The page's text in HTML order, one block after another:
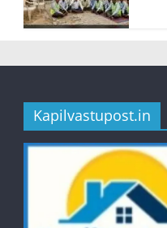
Kapilvastupost.in